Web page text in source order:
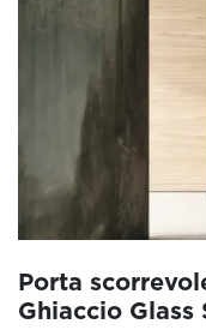
Porta
Ghiaccio